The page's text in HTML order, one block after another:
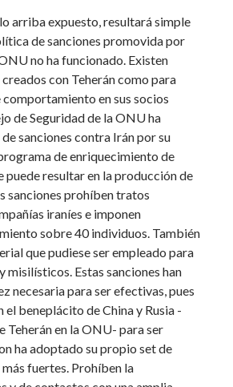
arriba expuesto, resultará simple
de sanciones promovida por
no ha funcionado. Existen
con Teherán como para
en sus socios
de Seguridad de la ONU ha
sanciones contra Irán por su
de enriquecimiento de
puede resultar en la producción de
sanciones prohíben tratos
iraníes e imponen
sobre 40 individuos. También
que pudiese ser empleado para
misilísticos. Estas sanciones han
necesaria para ser efectivas, pues
beneplácito de China y Rusia -
Teherán en la ONU- para ser
ha adoptado su propio set de
más fuertes. Prohíben la